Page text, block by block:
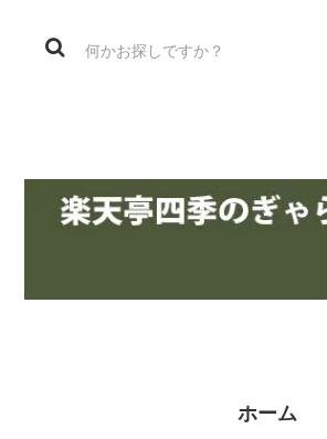
ホーム